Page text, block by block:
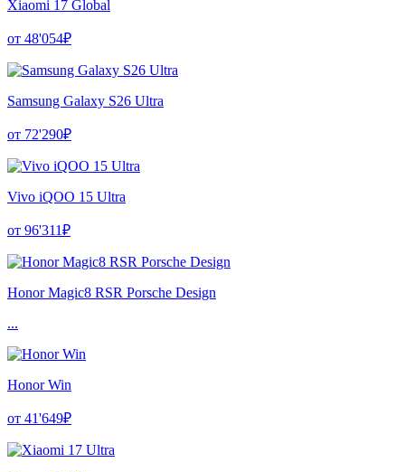
Xiaomi 17 Global
от 48'054₽
Samsung Galaxy S26 Ultra
от 72'290₽
Vivo iQOO 15 Ultra
от 96'311₽
Honor Magic8 RSR Porsche Design
...
Honor Win
от 41'649₽